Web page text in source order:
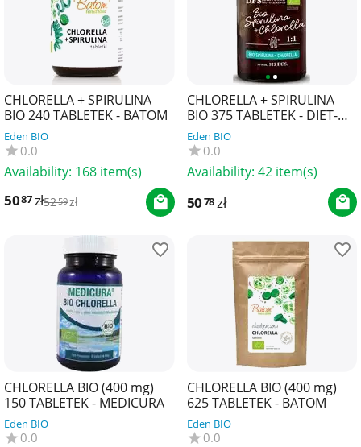
CHLORELLA + SPIRULINA
BIO 240 TABLETEK - BATOM
Eden BIO
0.0
Availability: 168 item(s)
5087zł5259zł
CHLORELLA + SPIRULINA
BIO 375 TABLETEK - DIET-
FOOD
Eden BIO
0.0
Availability: 42 item(s)
5078zł
CHLORELLA BIO (400 mg)
150 TABLETEK - MEDICURA
Eden BIO
0.0
CHLORELLA BIO (400 mg)
625 TABLETEK - BATOM
Eden BIO
0.0